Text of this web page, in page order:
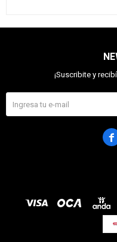
¡Suscribite y
